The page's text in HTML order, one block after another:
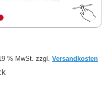
% MwSt. zzgl. Versandkosten